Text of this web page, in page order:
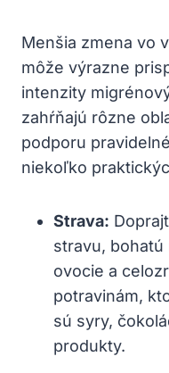
Menšia zmena vo
môže výrazne
intenzity
zahŕňajú rôzne
podporu
niekoľko
Strava:
stravu,
ovocie a
potravinám,
sú syry,
produkty.